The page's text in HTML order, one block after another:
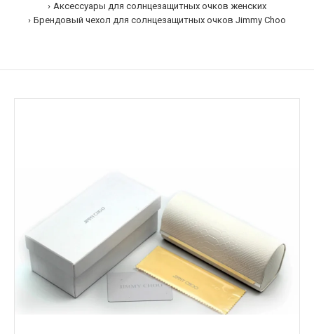
Аксессуары для солнцезащитных очков женских
Брендовый чехол для солнцезащитных очков Jimmy Choo